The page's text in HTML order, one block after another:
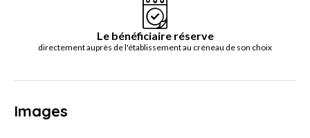
Le bénéficiaire réserve
directement auprès de l'établissement au créneau de son choix
Images